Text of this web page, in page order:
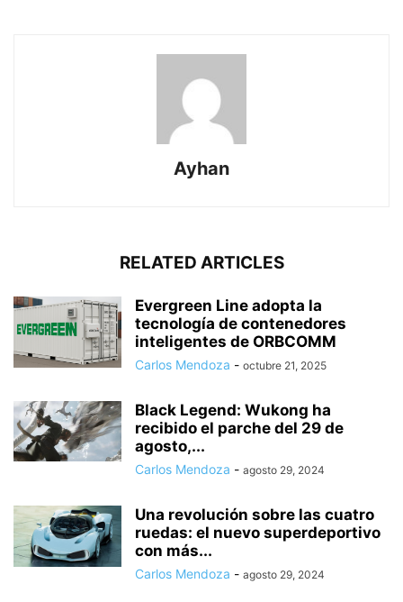
Ayhan
RELATED ARTICLES
Evergreen Line adopta la
tecnología de contenedores
inteligentes de ORBCOMM
Carlos Mendoza - octubre 21, 2025
Black Legend: Wukong ha
recibido el parche del 29 de
agosto,...
Carlos Mendoza - agosto 29, 2024
Una revolución sobre las cuatro
ruedas: el nuevo superdeportivo
con más...
Carlos Mendoza - agosto 29, 2024